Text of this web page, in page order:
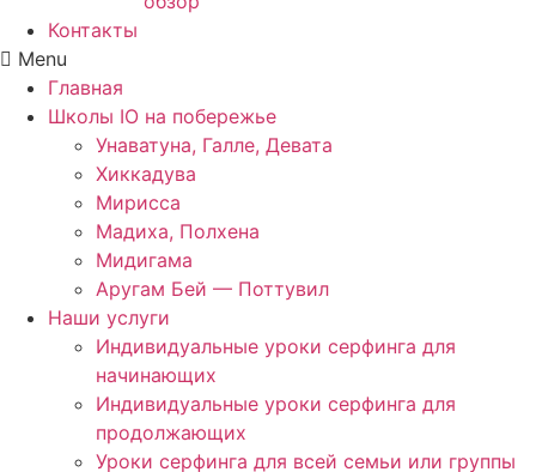
Контакты
Menu
Главная
Школы IO на побережье
Унаватуна, Галле, Девата
Хиккадува
Мирисса
Мадиха, Полхена
Мидигама
Аругам Бей — Поттувил
Наши услуги
Индивидуальные уроки серфинга для
начинающих
Индивидуальные уроки серфинга для
продолжающих
Уроки серфинга для всей семьи или группы